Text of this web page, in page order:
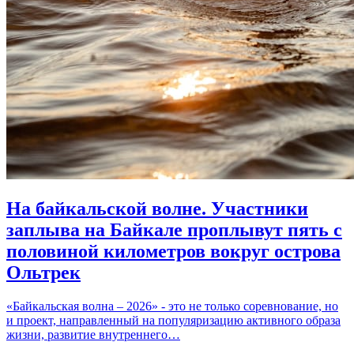
На байкальской волне. Участники
заплыва на Байкале проплывут пять с
половиной километров вокруг острова
Ольтрек
«Байкальская волна – 2026» - это не только соревнование, но
и проект, направленный на популяризацию активного образа
жизни, развитие внутреннего…